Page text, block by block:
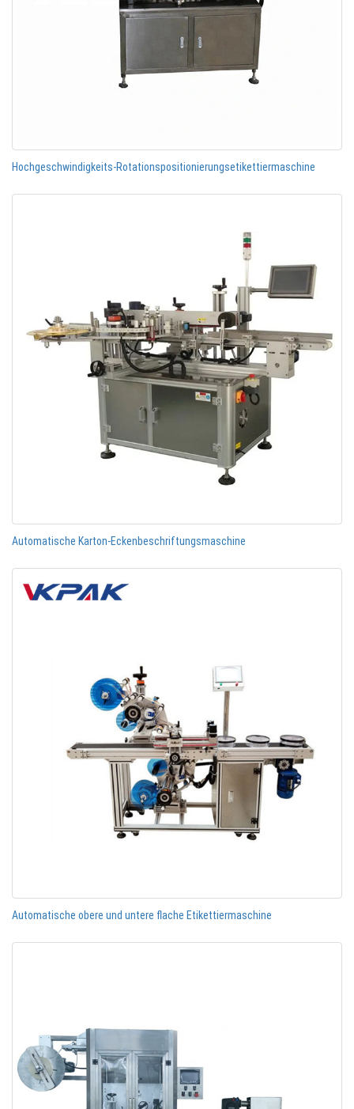
Hochgeschwindigkeits-Rotationspositionierungsetikettiermaschine
Automatische Karton-Eckenbeschriftungsmaschine
Automatische obere und untere flache Etikettiermaschine